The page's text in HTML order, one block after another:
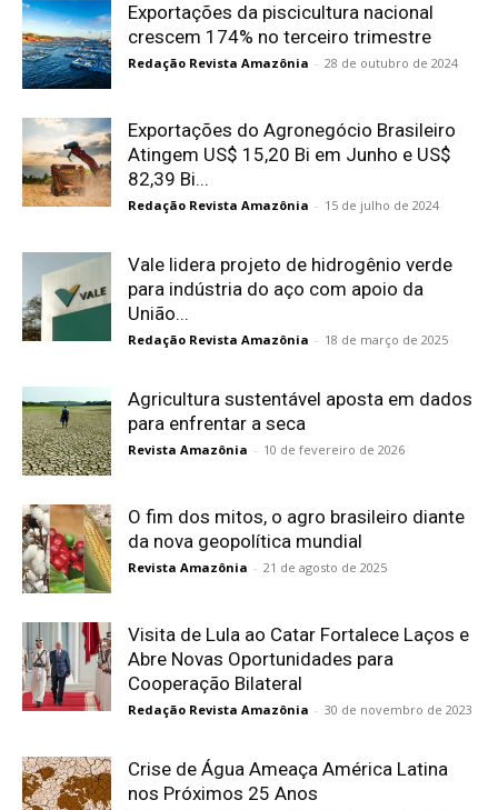
Exportações da piscicultura nacional
crescem 174% no terceiro trimestre
Redação Revista Amazônia - 28 de outubro de 2024
Exportações do Agronegócio Brasileiro
Atingem US$ 15,20 Bi em Junho e US$
82,39 Bi...
Redação Revista Amazônia - 15 de julho de 2024
Vale lidera projeto de hidrogênio verde
para indústria do aço com apoio da
União...
Redação Revista Amazônia - 18 de março de 2025
Agricultura sustentável aposta em dados
para enfrentar a seca
Revista Amazônia - 10 de fevereiro de 2026
O fim dos mitos, o agro brasileiro diante
da nova geopolítica mundial
Revista Amazônia - 21 de agosto de 2025
Visita de Lula ao Catar Fortalece Laços e
Abre Novas Oportunidades para
Cooperação Bilateral
Redação Revista Amazônia - 30 de novembro de 2023
Crise de Água Ameaça América Latina
nos Próximos 25 Anos